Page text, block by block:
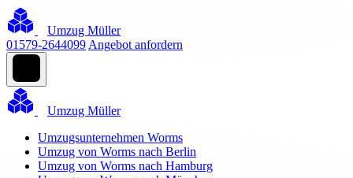
Umzug Müller
01579-2644099 Angebot anfordern
Umzug Müller
Umzugsunternehmen Worms
Umzug von Worms nach Berlin
Umzug von Worms nach Hamburg